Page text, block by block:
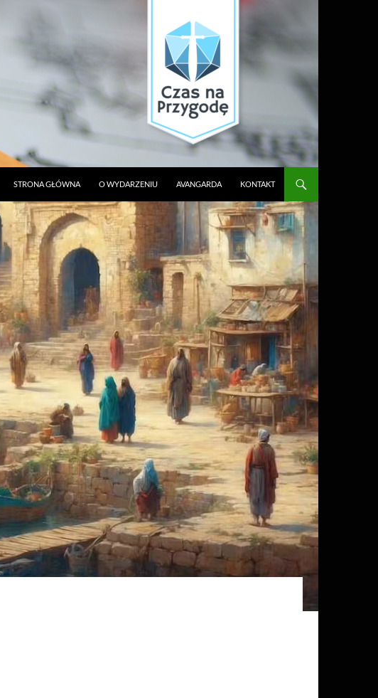
STRONA GŁÓWNA O WYDARZENIU AVANGARDA KONTAKT